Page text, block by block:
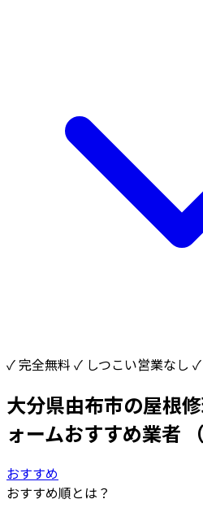
✓ 完全無料 ✓ しつこい営業なし
大分県由布市の屋根
ォームおすすめ業者
おすすめ
おすすめ順とは？